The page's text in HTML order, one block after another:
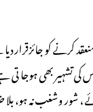
کرنے کو
تشہیر بھی ہوجا تی
وشغب نہ ہو، بلا